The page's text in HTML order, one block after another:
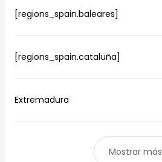
[regions_spain.baleares]
[regions_spain.cataluña]
Extremadura
Mostrar más